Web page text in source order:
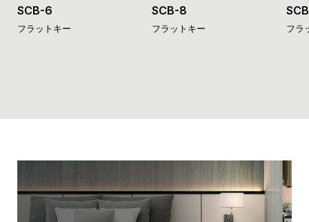
SCB-6
フラットキー
SCB-8
フラットキー フラ